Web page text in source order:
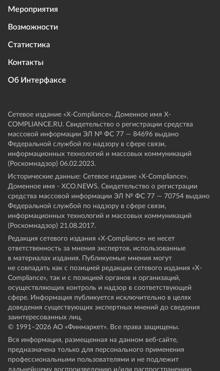
Мероприятия
Возможности
Статистика
Контакты
Об Интерфаксе
Сетевое издание «Х-Compliance». Доменное имя X-
COMPLIANCE.RU. Свидетельство о регистрации средства
массовой информации ЭЛ № ФС 77 — 84696 выдано
Федеральной службой по надзору в сфере связи,
информационных технологий и массовых коммуникаций
(Роскомнадзор) 06.02.2023.
Исторические данные: Сетевое издание «Х-Compliance».
Доменное имя - XCO.NEWS. Свидетельство о регистрации
средства массовой информации ЭЛ № ФС 77 — 70754 выдано
Федеральной службой по надзору в сфере связи,
информационных технологий и массовых коммуникаций
(Роскомнадзор) 21.08.2017.
Редакция сетевого издания «X-Compliance» не несет
ответственность за мнения экспертов, использованные
в материалах издания. Публикуемые мнения могут
не совпадать как с позицией редакции сетевого издания «X-
Compliance», так и с позицией органов и организаций,
осуществляющих контроль и надзор в соответствующей
сфере. Информация публикуется исключительно в целях
доведения существующих экспертных мнений до сведения
заинтересованных лиц.
© 1991–2026 АО «Финмаркет». Все права защищены.
Вся информация, размещенная на данном веб-сайте,
предназначена только для персонального применения
профессиональными пользователями и не подлежит
дальнейшему воспроизведению и/или распространению